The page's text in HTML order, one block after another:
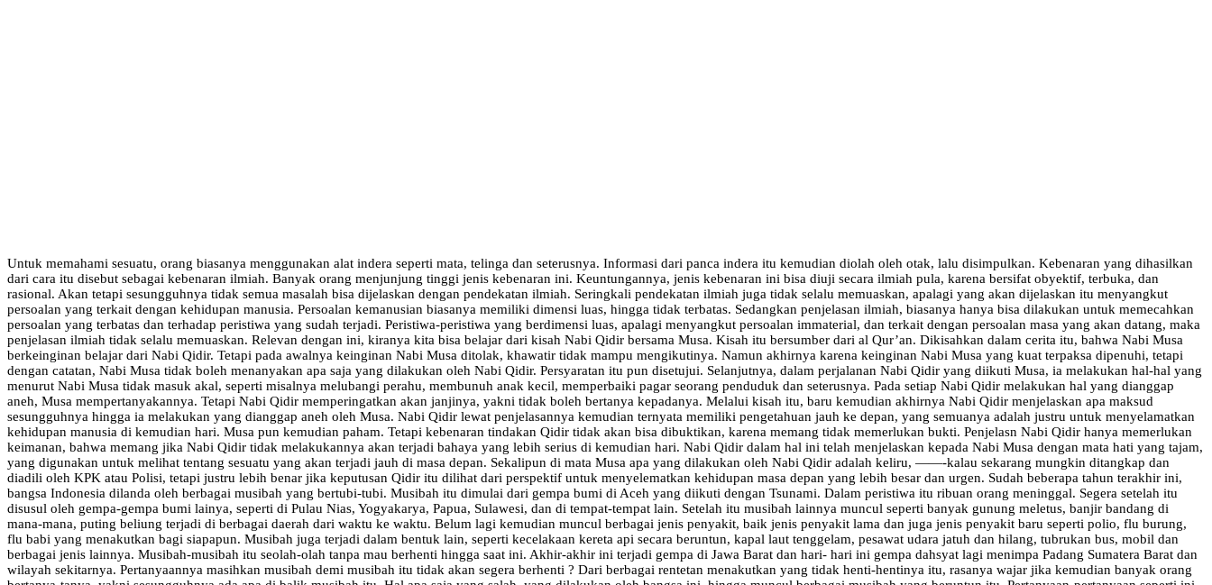
Untuk memahami sesuatu, orang biasanya menggunakan alat indera seperti mata, telinga dan seterusnya. Informasi dari panca indera itu kemudian diolah oleh otak, lalu disimpulkan. Kebenaran yang dihasilkan
dari cara itu disebut sebagai kebenaran ilmiah. Banyak orang menjunjung tinggi jenis kebenaran ini. Keuntungannya, jenis kebenaran ini bisa diuji secara ilmiah pula, karena bersifat obyektif, terbuka, dan
rasional. Akan tetapi sesungguhnya tidak semua masalah bisa dijelaskan dengan pendekatan ilmiah. Seringkali pendekatan ilmiah juga tidak selalu memuaskan, apalagi yang akan dijelaskan itu menyangkut
persoalan yang terkait dengan kehidupan manusia. Persoalan kemanusian biasanya memiliki dimensi luas, hingga tidak terbatas. Sedangkan penjelasan ilmiah, biasanya hanya bisa dilakukan untuk memecahkan
persoalan yang terbatas dan terhadap peristiwa yang sudah terjadi. Peristiwa-peristiwa yang berdimensi luas, apalagi menyangkut persoalan immaterial, dan terkait dengan persoalan masa yang akan datang, maka
penjelasan ilmiah tidak selalu memuaskan. Relevan dengan ini, kiranya kita bisa belajar dari kisah Nabi Qidir bersama Musa. Kisah itu bersumber dari al Qur’an. Dikisahkan dalam cerita itu, bahwa Nabi Musa
berkeinginan belajar dari Nabi Qidir. Tetapi pada awalnya keinginan Nabi Musa ditolak, khawatir tidak mampu mengikutinya. Namun akhirnya karena keinginan Nabi Musa yang kuat terpaksa dipenuhi, tetapi
dengan catatan, Nabi Musa tidak boleh menanyakan apa saja yang dilakukan oleh Nabi Qidir. Persyaratan itu pun disetujui. Selanjutnya, dalam perjalanan Nabi Qidir yang diikuti Musa, ia melakukan hal-hal yang
menurut Nabi Musa tidak masuk akal, seperti misalnya melubangi perahu, membunuh anak kecil, memperbaiki pagar seorang penduduk dan seterusnya. Pada setiap Nabi Qidir melakukan hal yang dianggap
aneh, Musa mempertanyakannya. Tetapi Nabi Qidir memperingatkan akan janjinya, yakni tidak boleh bertanya kepadanya. Melalui kisah itu, baru kemudian akhirnya Nabi Qidir menjelaskan apa maksud
sesungguhnya hingga ia melakukan yang dianggap aneh oleh Musa. Nabi Qidir lewat penjelasannya kemudian ternyata memiliki pengetahuan jauh ke depan, yang semuanya adalah justru untuk menyelamatkan
kehidupan manusia di kemudian hari. Musa pun kemudian paham. Tetapi kebenaran tindakan Qidir tidak akan bisa dibuktikan, karena memang tidak memerlukan bukti. Penjelasn Nabi Qidir hanya memerlukan
keimanan, bahwa memang jika Nabi Qidir tidak melakukannya akan terjadi bahaya yang lebih serius di kemudian hari. Nabi Qidir dalam hal ini telah menjelaskan kepada Nabi Musa dengan mata hati yang tajam,
yang digunakan untuk melihat tentang sesuatu yang akan terjadi jauh di masa depan. Sekalipun di mata Musa apa yang dilakukan oleh Nabi Qidir adalah keliru, ——-kalau sekarang mungkin ditangkap dan
diadili oleh KPK atau Polisi, tetapi justru lebih benar jika keputusan Qidir itu dilihat dari perspektif untuk menyelematkan kehidupan masa depan yang lebih besar dan urgen. Sudah beberapa tahun terakhir ini,
bangsa Indonesia dilanda oleh berbagai musibah yang bertubi-tubi. Musibah itu dimulai dari gempa bumi di Aceh yang diikuti dengan Tsunami. Dalam peristiwa itu ribuan orang meninggal. Segera setelah itu
disusul oleh gempa-gempa bumi lainya, seperti di Pulau Nias, Yogyakarya, Papua, Sulawesi, dan di tempat-tempat lain. Setelah itu musibah lainnya muncul seperti banyak gunung meletus, banjir bandang di
mana-mana, puting beliung terjadi di berbagai daerah dari waktu ke waktu. Belum lagi kemudian muncul berbagai jenis penyakit, baik jenis penyakit lama dan juga jenis penyakit baru seperti polio, flu burung,
flu babi yang menakutkan bagi siapapun. Musibah juga terjadi dalam bentuk lain, seperti kecelakaan kereta api secara beruntun, kapal laut tenggelam, pesawat udara jatuh dan hilang, tubrukan bus, mobil dan
berbagai jenis lainnya. Musibah-musibah itu seolah-olah tanpa mau berhenti hingga saat ini. Akhir-akhir ini terjadi gempa di Jawa Barat dan hari- hari ini gempa dahsyat lagi menimpa Padang Sumatera Barat dan
wilayah sekitarnya. Pertanyaannya masihkan musibah demi musibah itu tidak akan segera berhenti ? Dari berbagai rentetan menakutkan yang tidak henti-hentinya itu, rasanya wajar jika kemudian banyak orang